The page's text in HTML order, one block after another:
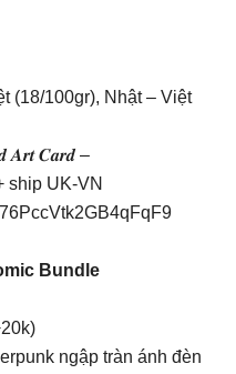
(18/100gr), Nhật – Việt
𝑨𝒓𝒕 𝑪𝒂𝒓𝒅 –
ship UK-VN
Bundle
ngập tràn ánh đèn